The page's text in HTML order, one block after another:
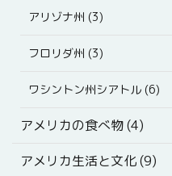
アリゾナ州 (3)
フロリダ州 (3)
ワシントン州シアトル (6)
アメリカの食べ物 (4)
アメリカ生活と文化 (9)